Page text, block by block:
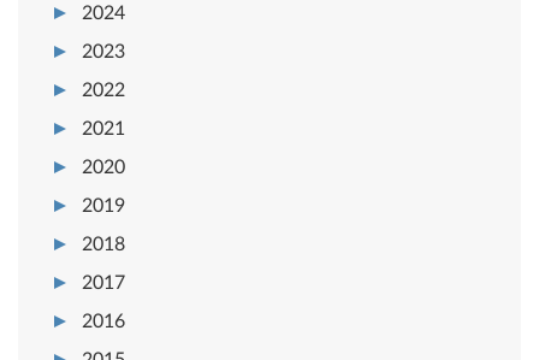
2024
2023
2022
2021
2020
2019
2018
2017
2016